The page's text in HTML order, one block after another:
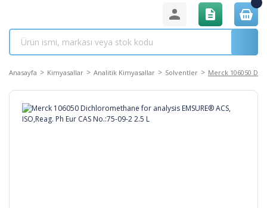
Anasayfa Kimyasallar Analitik Kimyasallar Solventler Merck 106050